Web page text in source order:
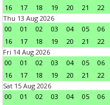
16
17 18 19 20 21 22
Thu 13 Aug 2026
00
01 02 03 04 05 06
16
17 18 19 20 21 22
Fri 14 Aug 2026
00
01 02 03 04 05 06
16
17 18 19 20 21 22
Sat 15 Aug 2026
00
01 02 03 04 05 06